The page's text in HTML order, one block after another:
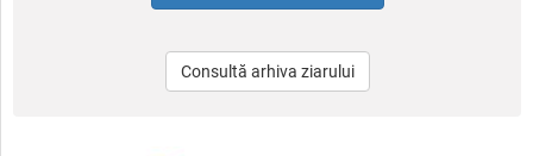
Consultă arhiva ziarului